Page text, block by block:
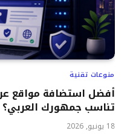
منوعات تقنية
أفضل استضافة مواقع
تناسب جمهورك العربي؟
18 يونيو, 2026